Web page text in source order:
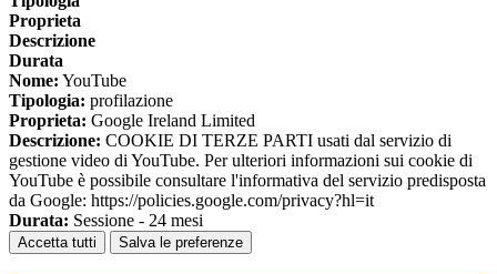
Proprieta
Descrizione
Durata
Nome: YouTube
Tipologia: profilazione
Proprieta: Google Ireland Limited
Descrizione: COOKIE DI TERZE PARTI usati dal servizio di
gestione video di YouTube. Per ulteriori informazioni sui cookie di
YouTube è possibile consultare l'informativa del servizio predisposta
da Google: https://policies.google.com/privacy?hl=it
Durata: Sessione - 24 mesi
Accetta tutti Salva le preferenze